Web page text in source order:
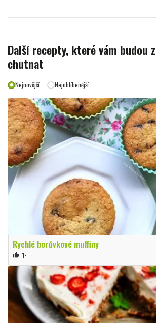
Další recepty, které vám budou
chutnat
Nejnovější Nejoblíbenější
Rychlé borůvkové muffiny
thumb_up 1×